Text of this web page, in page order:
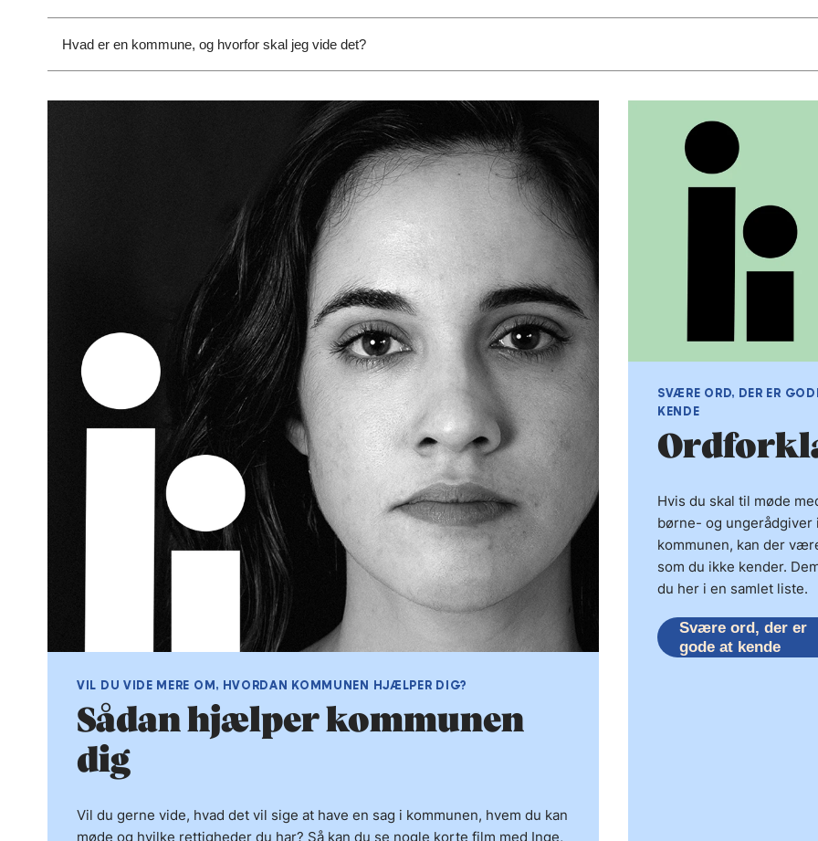
Hvad er en kommune, og hvorfor skal jeg vide det?
VIL DU VIDE MERE OM, HVORDAN KOMMUNEN HJÆLPER DIG?
Sådan hjælper kommunen
dig
Vil du gerne vide, hvad det vil sige at have en sag i kommunen, hvem du kan
møde og hvilke rettigheder du har? Så kan du se nogle korte film med Inge,
SVÆRE ORD, DER ER
KENDE
Hvis du skal til møde
børne- og ungerådgiver
kommunen, kan der
som du ikke kender.
du her i en samlet liste.
Svære ord, der er
gode at kende